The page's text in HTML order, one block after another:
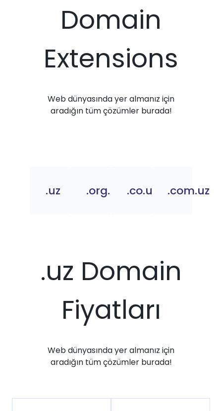
Domain
Extensions
Web dünyasında yer almanız için
aradığın tüm çözümler burada!
.uz .org.uz .co.uz .com.uz
.uz Domain
Fiyatları
Web dünyasında yer almanız için
aradığın tüm çözümler burada!